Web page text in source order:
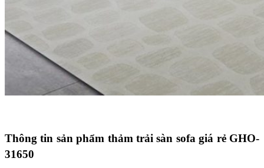
Thông tin sản phẩm thảm trải sàn sofa giá rẻ GHO-
31650